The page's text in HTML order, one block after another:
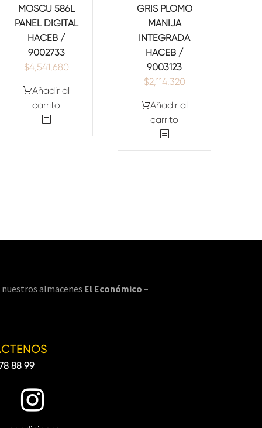
MOSCU 586L
PANEL DIGITAL
HACEB /
9002733
$4,541,680
Añadir al
carrito
GRIS PLOMO
MANIJA
INTEGRADA
HACEB /
9003123
$2,114,320
Añadir al
carrito
almacenes El Económico –
88 99